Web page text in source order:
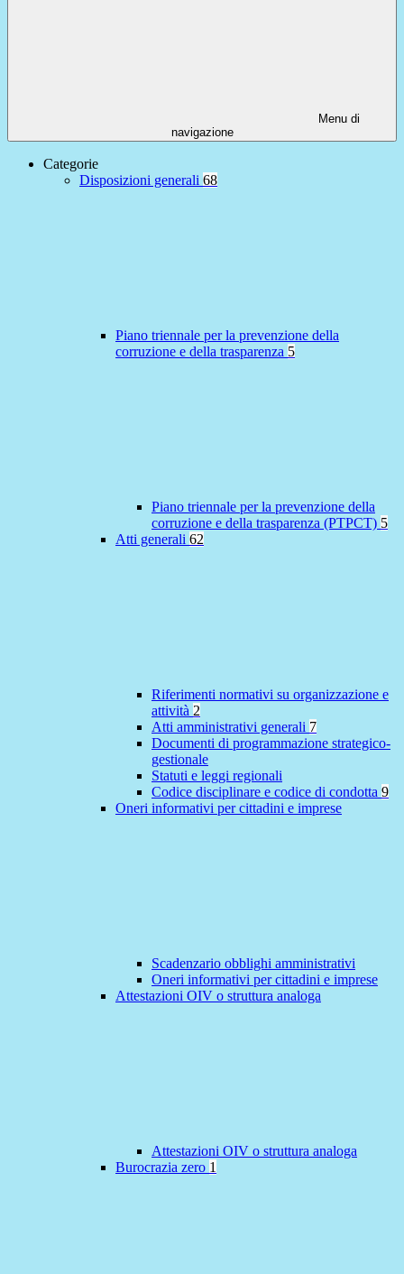
Menu di
navigazione
Categorie
Disposizioni generali 68
Piano triennale per la prevenzione della
corruzione e della trasparenza 5
Piano triennale per la prevenzione della
corruzione e della trasparenza (PTPCT) 5
Atti generali 62
Riferimenti normativi su organizzazione e
attività 2
Atti amministrativi generali 7
Documenti di programmazione strategico-
gestionale
Statuti e leggi regionali
Codice disciplinare e codice di condotta 9
Oneri informativi per cittadini e imprese
Scadenzario obblighi amministrativi
Oneri informativi per cittadini e imprese
Attestazioni OIV o struttura analoga
Attestazioni OIV o struttura analoga
Burocrazia zero 1